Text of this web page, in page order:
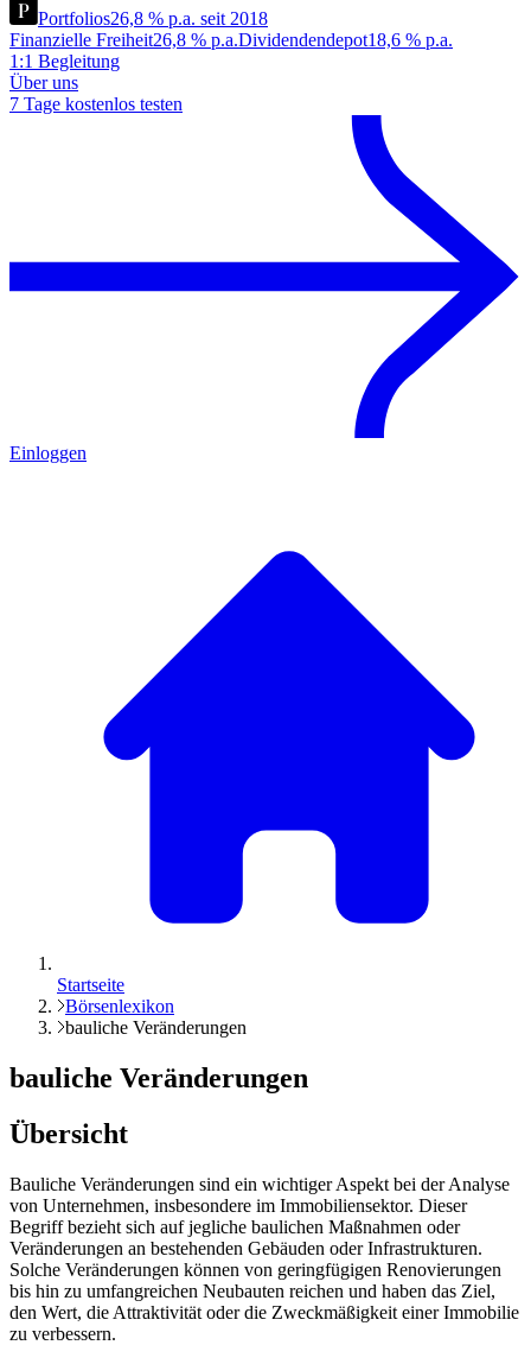
Portfolios26,8 % p.a. seit 2018
Finanzielle Freiheit26,8 % p.a.Dividendendepot18,6 % p.a.
1:1 Begleitung
Über uns
7 Tage kostenlos testen
Einloggen
Startseite
Börsenlexikon
bauliche Veränderungen
bauliche Veränderungen
Übersicht
Bauliche Veränderungen sind ein wichtiger Aspekt bei der Analyse
von Unternehmen, insbesondere im Immobiliensektor. Dieser
Begriff bezieht sich auf jegliche baulichen Maßnahmen oder
Veränderungen an bestehenden Gebäuden oder Infrastrukturen.
Solche Veränderungen können von geringfügigen Renovierungen
bis hin zu umfangreichen Neubauten reichen und haben das Ziel,
den Wert, die Attraktivität oder die Zweckmäßigkeit einer Immobilie
zu verbessern.